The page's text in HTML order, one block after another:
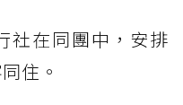
社在同團中，安排
住。